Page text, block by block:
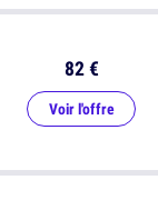
82 €
Voir l'offre